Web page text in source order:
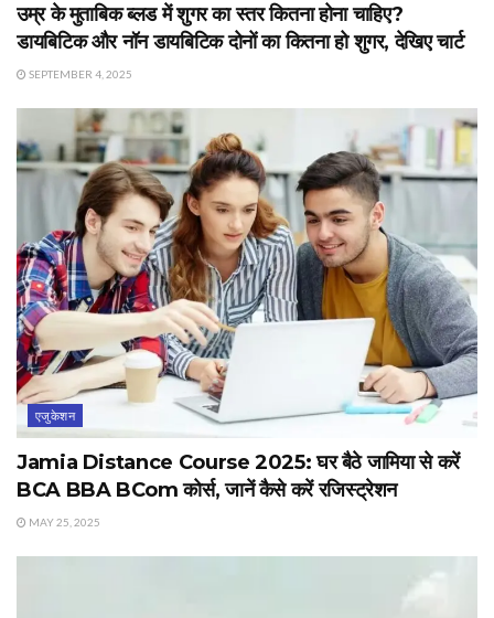
उम्र के मुताबिक ब्लड में शुगर का स्तर कितना होना चाहिए?
डायबिटिक और नॉन डायबिटिक दोनों का कितना हो शुगर, देखिए चार्ट
SEPTEMBER 4, 2025
एजुकेशन
Jamia Distance Course 2025: घर बैठे जामिया से करें
BCA BBA BCom कोर्स, जानें कैसे करें रजिस्ट्रेशन
MAY 25, 2025